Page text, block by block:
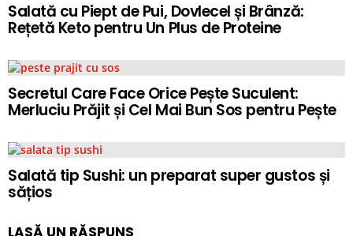
Salată cu Piept de Pui, Dovlecel și Brânză:
Rețetă Keto pentru Un Plus de Proteine
Secretul Care Face Orice Pește Suculent:
Merluciu Prăjit și Cel Mai Bun Sos pentru Pește
Salată tip Sushi: un preparat super gustos și
sățios